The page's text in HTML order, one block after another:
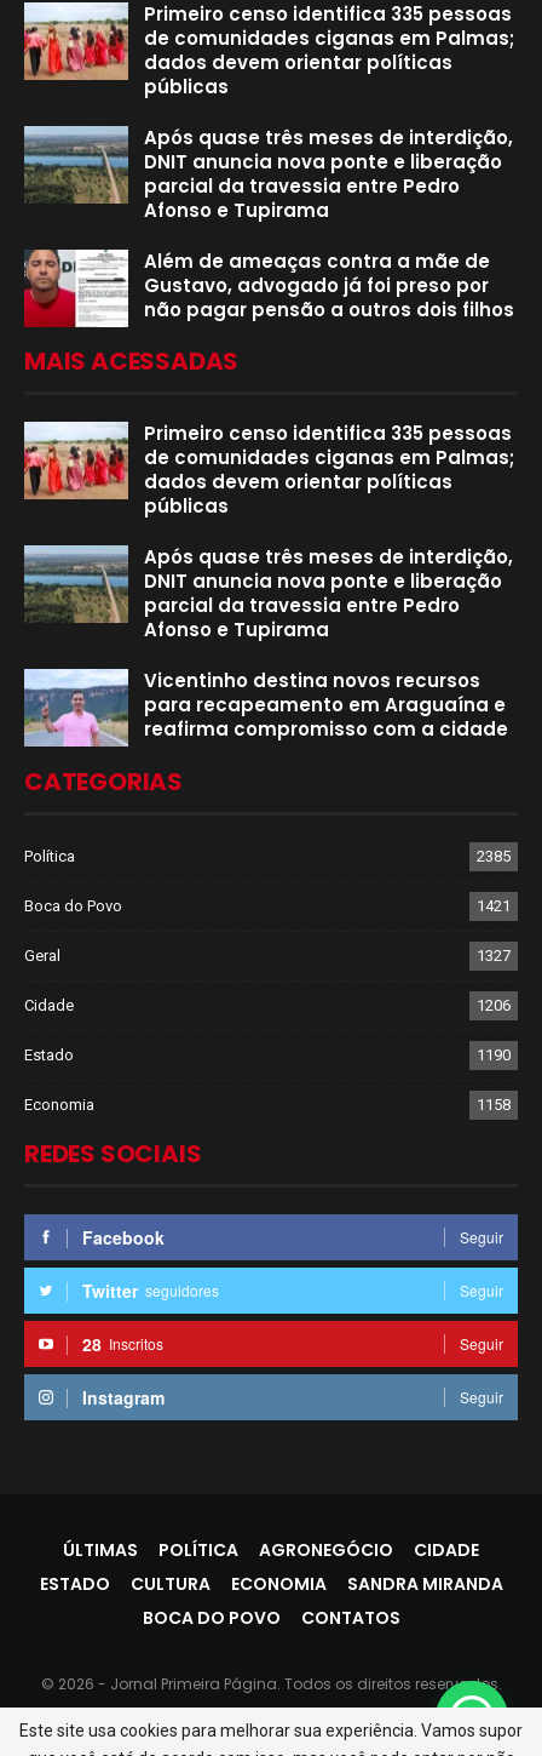
Primeiro censo identifica 335 pessoas
de comunidades ciganas em Palmas;
dados devem orientar políticas
públicas
Após quase três meses de interdição,
DNIT anuncia nova ponte e liberação
parcial da travessia entre Pedro
Afonso e Tupirama
Além de ameaças contra a mãe de
Gustavo, advogado já foi preso por
não pagar pensão a outros dois filhos
MAIS ACESSADAS
Primeiro censo identifica 335 pessoas
de comunidades ciganas em Palmas;
dados devem orientar políticas
públicas
Após quase três meses de interdição,
DNIT anuncia nova ponte e liberação
parcial da travessia entre Pedro
Afonso e Tupirama
Vicentinho destina novos recursos
para recapeamento em Araguaína e
reafirma compromisso com a cidade
CATEGORIAS
Política 2385
Boca do Povo 1421
Geral 1327
Cidade 1206
Estado 1190
Economia 1158
REDES SOCIAIS
Facebook Seguir
Twitter seguidores Seguir
28 Inscritos Seguir
Instagram Seguir
ÚLTIMAS POLÍTICA AGRONEGÓCIO
CIDADE
ESTADO
CULTURA ECONOMIA
SANDRA MIRANDA
BOCA DO POVO
CONTATOS
© 2026 - Jornal Primeira Página. Todos os direitos reservados.
Este site usa cookies para melhorar sua experiência. Vamos supor